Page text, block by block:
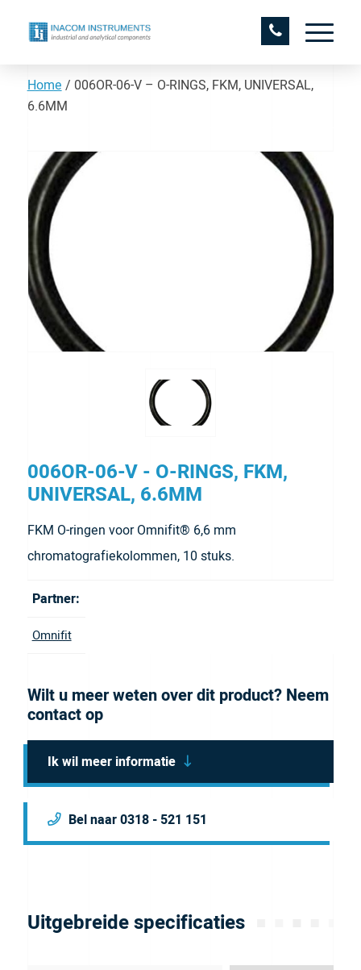
Home / 006OR-06-V – O-RINGS, FKM, UNIVERSAL,
6.6MM
006OR-06-V - O-RINGS, FKM,
UNIVERSAL, 6.6MM
FKM O-ringen voor Omnifit® 6,6 mm
chromatografiekolommen, 10 stuks.
Partner:
Omnifit
Wilt u meer weten over dit product? Neem
contact op
Ik wil meer informatie
Bel naar 0318 - 521 151
Uitgebreide specificaties